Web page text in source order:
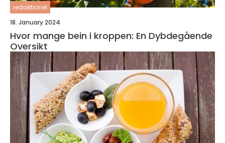
redaktionel
18. January 2024
Hvor mange bein i kroppen: En Dybdegående
Oversikt